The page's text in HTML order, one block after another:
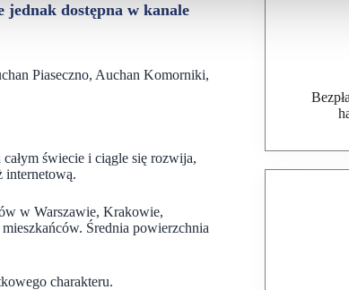
jednak dostępna w kanale
Piaseczno, Auchan Komorniki,
świecie i ciągle się rozwija,
internetową.
w Warszawie, Krakowie,
Średnia powierzchnia
charakteru.